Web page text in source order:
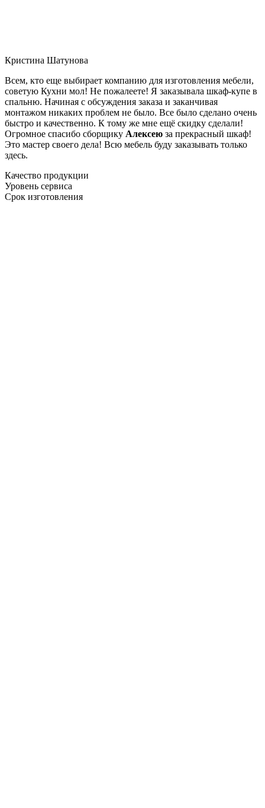
Кристина Шатунова
Всем, кто еще выбирает компанию для изготовления мебели,
советую Кухни мол! Не пожалеете! Я заказывала шкаф-купе в
спальню. Начиная с обсуждения заказа и заканчивая
монтажом никаких проблем не было. Все было сделано очень
быстро и качественно. К тому же мне ещё скидку сделали!
Огромное спасибо сборщику Алексею за прекрасный шкаф!
Это мастер своего дела! Всю мебель буду заказывать только
здесь.
Качество продукции
Уровень сервиса
Срок изготовления